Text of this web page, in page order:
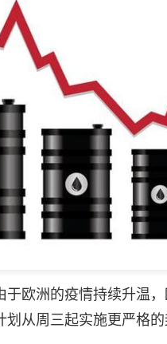
洲的疫情持续升温，
从周三起实施更严格